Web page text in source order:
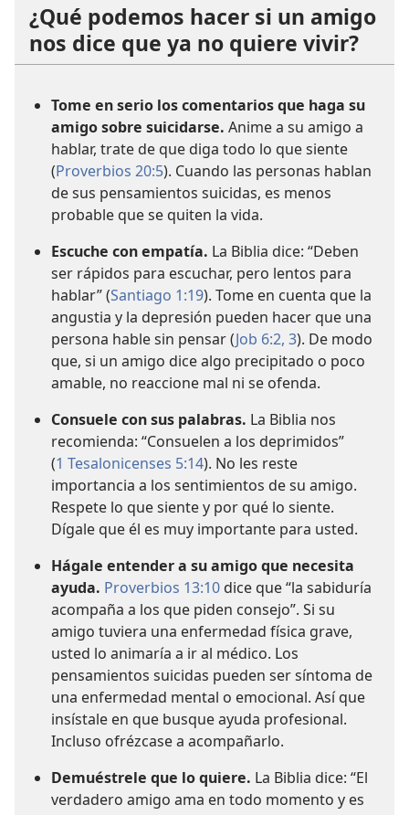
¿Qué podemos hacer si un amigo
nos dice que ya no quiere vivir?
Tome en serio los comentarios que haga su
amigo sobre suicidarse. Anime a su amigo a
hablar, trate de que diga todo lo que siente
(Proverbios 20:5). Cuando las personas hablan
de sus pensamientos suicidas, es menos
probable que se quiten la vida.
Escuche con empatía. La Biblia dice: “Deben
ser rápidos para escuchar, pero lentos para
hablar” (Santiago 1:19). Tome en cuenta que la
angustia y la depresión pueden hacer que una
persona hable sin pensar (Job 6:2, 3). De modo
que, si un amigo dice algo precipitado o poco
amable, no reaccione mal ni se ofenda.
Consuele con sus palabras. La Biblia nos
recomienda: “Consuelen a los deprimidos”
(1 Tesalonicenses 5:14). No les reste
importancia a los sentimientos de su amigo.
Respete lo que siente y por qué lo siente.
Dígale que él es muy importante para usted.
Hágale entender a su amigo que necesita
ayuda. Proverbios 13:10 dice que “la sabiduría
acompaña a los que piden consejo”. Si su
amigo tuviera una enfermedad física grave,
usted lo animaría a ir al médico. Los
pensamientos suicidas pueden ser síntoma de
una enfermedad mental o emocional. Así que
insístale en que busque ayuda profesional.
Incluso ofrézcase a acompañarlo.
Demuéstrele que lo quiere. La Biblia dice: “El
verdadero amigo ama en todo momento y es